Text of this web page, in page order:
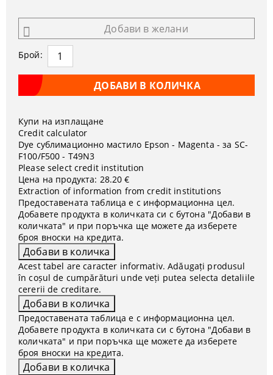
Добави в желани
Брой:
Купи на изплащане
Credit calculator
Dye сублимационно мастило Epson - Magenta - за SC-
F100/F500 - T49N3
Please select credit institution
Цена на продукта: 28.20 €
Extraction of information from credit institutions
Предоставената таблица е с информационна цел.
Добавете продукта в количката си с бутона "Добави в
количката" и при поръчка ще можете да изберете
броя вноски на кредита.
Acest tabel are caracter informativ. Adăugați produsul
în coșul de cumpărături unde veți putea selecta detaliile
cererii de creditare.
Предоставената таблица е с информационна цел.
Добавете продукта в количката си с бутона "Добави в
количката" и при поръчка ще можете да изберете
броя вноски на кредита.